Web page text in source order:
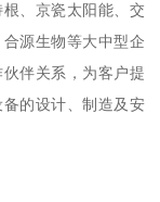
、京瓷太阳能、交
源生物等大中型企
伴关系，为客户提
的设计、制造及安